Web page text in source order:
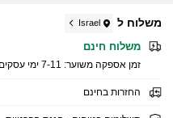
משלוח ל Israel
משלוח חינם
זמן אספקה ​​משוער: 7-11 ימי עסקים
החזרות בחינם